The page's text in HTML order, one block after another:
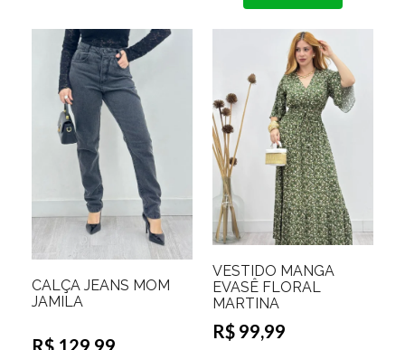
CALÇA JEANS MOM
JAMILA
R$ 129,99
VESTIDO MANGA
EVASÊ FLORAL
MARTINA
R$ 99,99